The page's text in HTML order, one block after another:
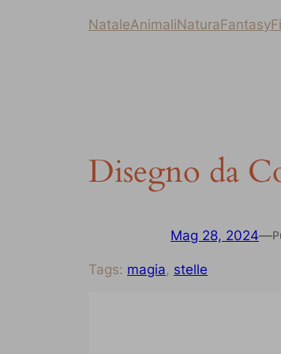
NataleAnimaliNaturaFantasy
Disegno da
Mag 28, 2024—
Tags: magia, stelle